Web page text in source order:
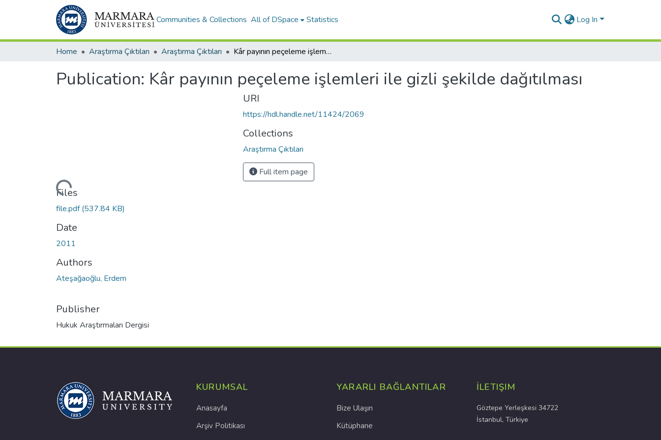
Communities & Collections All of DSpace Statistics Log In
Home Araştırma Çıktıları Araştırma Çıktıları Kâr payının peçeleme işlemleri ile gizli şekilde dağıtılması
Publication: Kâr payının peçeleme işlemleri ile gizli şekilde dağıtılması
Loading...
Files
file.pdf(537.84 KB)
Date
2011
Authors
Ateşağaoğlu, Erdem
Publisher
Hukuk Araştırmaları Dergisi
URI
https://hdl.handle.net/11424/2069
Collections
Araştırma Çıktıları
Full item page
KURUMSAL
Anasayfa
Arşiv Politikası
YARARLI BAĞLANTILAR
Bize Ulaşın
Kütüphane
İLETIŞIM
Göztepe Yerleşkesi 34722
İstanbul, Türkiye